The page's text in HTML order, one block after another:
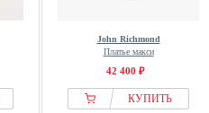
John Richmond
Платье макси
42 400 ₽
КУПИТЬ